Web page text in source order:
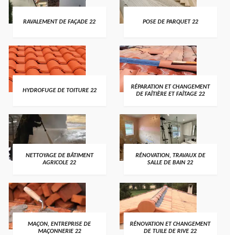
RAVALEMENT DE FAÇADE 22 POSE DE PARQUET 22
HYDROFUGE DE TOITURE 22
RÉPARATION ET CHANGEMENT
DE FAÎTIÈRE ET FAÎTAGE 22
NETTOYAGE DE BÂTIMENT
AGRICOLE 22
RÉNOVATION, TRAVAUX DE
SALLE DE BAIN 22
MAÇON, ENTREPRISE DE
MAÇONNERIE 22
RÉNOVATION ET CHANGEMENT
DE TUILE DE RIVE 22